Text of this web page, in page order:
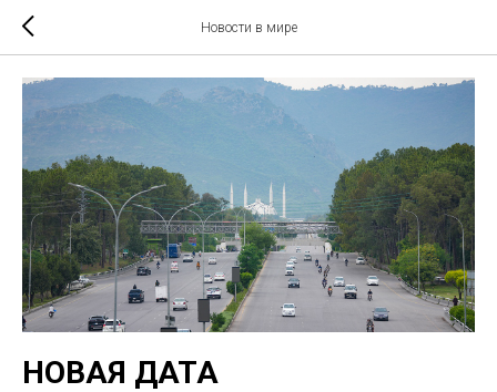
Новости в мире
НОВАЯ ДАТА